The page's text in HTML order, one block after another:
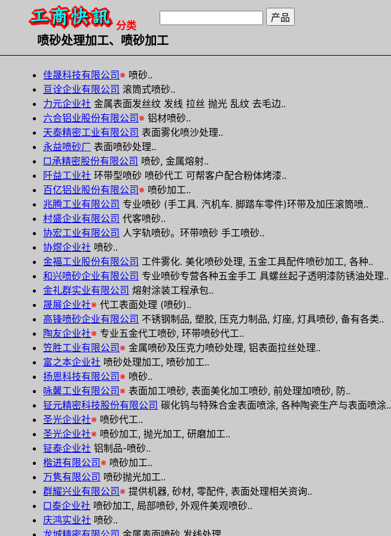
分类
喷砂处理加工、喷砂加工
佳晟科技有限公司 ※ 喷砂..
亘诠企业有限公司 滚筒式喷砂..
力元企业社 金属表面发丝纹 发线 拉丝 抛光 乱纹 去毛边..
六合铝业股份有限公司 ※铝材喷砂..
天泰精密工业有限公司 表面雾化喷沙处理..
永益喷砂厂 表面喷砂处理..
□承精密股份有限公司 喷砂, 金属熔射..
阡益工业社 环带型喷砂 喷砂代工 可帮客户配合粉体烤漆..
百亿铝业股份有限公司 ※ 喷砂加工..
兆腾工业有限公司 专业喷砂 (手工具. 汽机车. 脚踏车零件)环带及加压滚筒喷..
村盛企业有限公司 代客喷砂..
协宏工业有限公司 人字轨喷砂。环带喷砂 手工喷砂..
协煜企业社 喷砂..
金福工业股份有限公司 工件雾化. 美化喷砂处理, 五金工具配件喷砂加工, 各种..
和兴喷砂企业有限公司 专业喷砂专营各种五金手工 具螺丝起子透明漆防锈油处理..
金礼群实业有限公司 熔射涂装工程承包..
晟展企业社※代工表面处理 (喷砂)..
高锋喷砂企业有限公司 不锈钢制品, 塑胶, 压克力制品, 灯座, 灯具喷砂, 备有各类..
陶友企业社※ 专业五金代工喷砂, 环带喷砂代工..
笠胜工业有限公司 ※金属喷砂及压克力喷砂处理, 铝表面拉丝处理..
富之本企业社 喷砂处理加工, 喷砂加工..
扬恩科技有限公司 ※ 喷砂..
咏馨工业有限公司 ※表面加工喷砂, 表面美化加工喷砂, 前处理加喷砂, 防..
钲元精密科技股份有限公司 碳化钨与特殊合金表面喷涂, 各种陶瓷生产与表面喷涂..
圣光企业社※ 喷砂代工..
圣光企业社※ 喷砂加工, 抛光加工, 研磨加工..
钲泰企业社 铝制品-喷砂..
楷进有限公司 ※ 喷砂加工..
万隽有限公司 喷砂抛光加工..
群耀兴业有限公司 ※提供机器, 砂材, 零配件, 表面处理相关资询..
□泰企业社 喷砂加工, 局部喷砂, 外观件美观喷砂..
庆鸿实业社 喷砂..